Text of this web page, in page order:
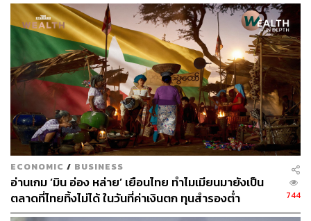
ปัจจุบันอายุเฉลี่ยของลูกหนี้มีแนวโน้มลดลง หรือเรียกได้ว่า
เป็นหนี้ตั้งแต่อายุยังน้อย โดยกลุ่มคนที่เพิ่งเข้าสู่วัยทำงานหรือ
First Jobber (อายุ 25-29 ปี) ซึ่งมีอยู่ประมาณ 4.6 ล้านคน แต่
กว่า 57% ของคนกลุ่มนี้เริ่มเข้าสู่วงจรหนี้ โดยเฉพาะลูกหนี้
ในช่วงอายุระหว่าง 20-22 ปี ที่มักเริ่มต้นจากการก่อหนี้
มอเตอร์ไซค์และหนี้สินเชื่อส่วนบุคคลเป็นอันดับต้น ๆ โดยคิด
เป็นสัดส่วนบัญชีมากถึง 41% และ 43% ของจำนวนประชากร
ในช่วงอายุดังกล่าว ยิ่งกว่านั้น บัญชีลูกหนี้ที่มีหนี้มอเตอร์ไซค์
ในกลุ่มอายุนี้กว่า 20-30% ของทั้งหมดเป็นหนี้เสีย
ประเด็นที่ 4: ลูกหนี้มักก่อหนี้ส่วนบุคคลไปตลอดชีวิต
ECONOMIC / BUSINESS
อ่านเกม ‘มิน อ่อง หล่าย’ เยือนไทย ทำไมเมียนมายังเป็น
ตลาดที่ไทยทิ้งไม่ได้ ในวันที่ค่าเงินตก ทุนสำรองต่ำ
744